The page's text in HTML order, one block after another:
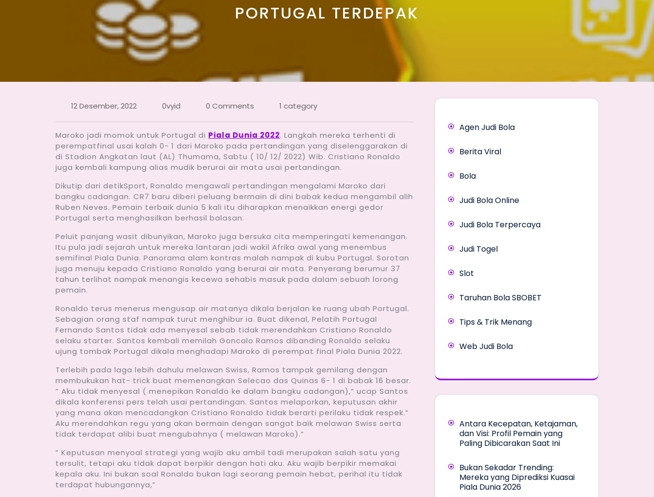
PORTUGAL TERDEPAK
12 Desember, 2022 0vyid 0 Comments 1 category
Maroko jadi momok untuk Portugal di Piala Dunia 2022. Langkah mereka terhenti di
perempatfinal usai kalah 0- 1 dari Maroko pada pertandingan yang diselenggarakan di
di Stadion Angkatan laut (AL) Thumama, Sabtu ( 10/ 12/ 2022) Wib. Cristiano Ronaldo
juga kembali kampung alias mudik berurai air mata usai pertandingan.
Dikutip dari detikSport, Ronaldo mengawali pertandingan mengalami Maroko dari
bangku cadangan. CR7 baru diberi peluang bermain di dini babak kedua mengambil alih
Ruben Neves. Pemain terbaik dunia 5 kali itu diharapkan menaikkan energi gedor
Portugal serta menghasilkan berhasil balasan.
Peluit panjang wasit dibunyikan, Maroko juga bersuka cita memperingati kemenangan.
Itu pula jadi sejarah untuk mereka lantaran jadi wakil Afrika awal yang menembus
semifinal Piala Dunia. Panorama alam kontras malah nampak di kubu Portugal. Sorotan
juga menuju kepada Cristiano Ronaldo yang berurai air mata. Penyerang berumur 37
tahun terlihat nampak menangis kecewa sehabis masuk pada dalam sebuah lorong
pemain.
Ronaldo terus menerus mengusap air matanya dikala berjalan ke ruang ubah Portugal.
Sebagian orang staf nampak turut menghibur ia. Buat dikenal, Pelatih Portugal
Fernando Santos tidak ada menyesal sebab tidak merendahkan Cristiano Ronaldo
selaku starter. Santos kembali memilah Goncalo Ramos dibanding Ronaldo selaku
ujung tombak Portugal dikala menghadapi Maroko di perempat final Piala Dunia 2022.
Terlebih pada laga lebih dahulu melawan Swiss, Ramos tampak gemilang dengan
membukukan hat- trick buat memenangkan Selecao das Quinas 6- 1 di babak 16 besar.
” Aku tidak menyesal ( menepikan Ronaldo ke dalam bangku cadangan),” ucap Santos
dikala konferensi pers telah usai pertandingan. Santos melaporkan, keputusan akhir
yang mana akan mencadangkan Cristiano Ronaldo tidak berarti perilaku tidak respek.”
Aku merendahkan regu yang akan bermain dengan sangat baik melawan Swiss serta
tidak terdapat alibi buat mengubahnya ( melawan Maroko).”
” Keputusan menyoal strategi yang wajib aku ambil tadi merupakan salah satu yang
tersulit, tetapi aku tidak dapat berpikir dengan hati aku. Aku wajib berpikir memakai
kepala aku. Ini bukan soal Ronaldo bukan lagi seorang pemain hebat, perihal itu tidak
terdapat hubungannya,”
Agen Judi Bola
Berita Viral
Bola
Judi Bola Online
Judi Bola Terpercaya
Judi Togel
Slot
Taruhan Bola SBOBET
Tips & Trik Menang
Web Judi Bola
Antara Kecepatan, Ketajaman,
dan Visi: Profil Pemain yang
Paling Dibicarakan Saat Ini
Bukan Sekadar Trending:
Mereka yang Diprediksi Kuasai
Piala Dunia 2026